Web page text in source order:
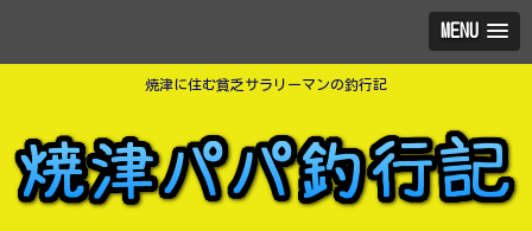
MENU
焼津に住む貧乏サラリーマンの釣行記